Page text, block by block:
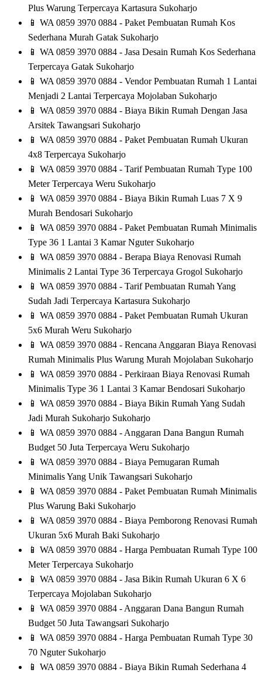
Plus Warung Terpercaya Kartasura Sukoharjo
📱 WA 0859 3970 0884 - Paket Pembuatan Rumah Kos
Sederhana Murah Gatak Sukoharjo
📱 WA 0859 3970 0884 - Jasa Desain Rumah Kos Sederhana
Terpercaya Gatak Sukoharjo
📱 WA 0859 3970 0884 - Vendor Pembuatan Rumah 1 Lantai
Menjadi 2 Lantai Terpercaya Mojolaban Sukoharjo
📱 WA 0859 3970 0884 - Biaya Bikin Rumah Dengan Jasa
Arsitek Tawangsari Sukoharjo
📱 WA 0859 3970 0884 - Paket Pembuatan Rumah Ukuran
4x8 Terpercaya Sukoharjo
📱 WA 0859 3970 0884 - Tarif Pembuatan Rumah Type 100
Meter Terpercaya Weru Sukoharjo
📱 WA 0859 3970 0884 - Biaya Bikin Rumah Luas 7 X 9
Murah Bendosari Sukoharjo
📱 WA 0859 3970 0884 - Paket Pembuatan Rumah Minimalis
Type 36 1 Lantai 3 Kamar Nguter Sukoharjo
📱 WA 0859 3970 0884 - Berapa Biaya Renovasi Rumah
Minimalis 2 Lantai Type 36 Terpercaya Grogol Sukoharjo
📱 WA 0859 3970 0884 - Tarif Pembuatan Rumah Yang
Sudah Jadi Terpercaya Kartasura Sukoharjo
📱 WA 0859 3970 0884 - Paket Pembuatan Rumah Ukuran
5x6 Murah Weru Sukoharjo
📱 WA 0859 3970 0884 - Rencana Anggaran Biaya Renovasi
Rumah Minimalis Plus Warung Murah Mojolaban Sukoharjo
📱 WA 0859 3970 0884 - Perkiraan Biaya Renovasi Rumah
Minimalis Type 36 1 Lantai 3 Kamar Bendosari Sukoharjo
📱 WA 0859 3970 0884 - Biaya Bikin Rumah Yang Sudah
Jadi Murah Sukoharjo Sukoharjo
📱 WA 0859 3970 0884 - Anggaran Dana Bangun Rumah
Budget 50 Juta Terpercaya Weru Sukoharjo
📱 WA 0859 3970 0884 - Biaya Pemugaran Rumah
Minimalis Yang Unik Tawangsari Sukoharjo
📱 WA 0859 3970 0884 - Paket Pembuatan Rumah Minimalis
Plus Warung Baki Sukoharjo
📱 WA 0859 3970 0884 - Biaya Pemborong Renovasi Rumah
Ukuran 5x6 Murah Baki Sukoharjo
📱 WA 0859 3970 0884 - Harga Pembuatan Rumah Type 100
Meter Terpercaya Sukoharjo
📱 WA 0859 3970 0884 - Jasa Bikin Rumah Ukuran 6 X 6
Terpercaya Mojolaban Sukoharjo
📱 WA 0859 3970 0884 - Anggaran Dana Bangun Rumah
Budget 50 Juta Tawangsari Sukoharjo
📱 WA 0859 3970 0884 - Harga Pembuatan Rumah Type 30
70 Nguter Sukoharjo
📱 WA 0859 3970 0884 - Biaya Bikin Rumah Sederhana 4